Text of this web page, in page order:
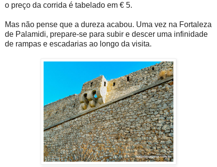
o preço da corrida é tabelado em € 5.
Mas não pense que a dureza acabou. Uma vez na Fortaleza
de Palamidi, prepare-se para subir e descer uma infinidade
de rampas e escadarias ao longo da visita.